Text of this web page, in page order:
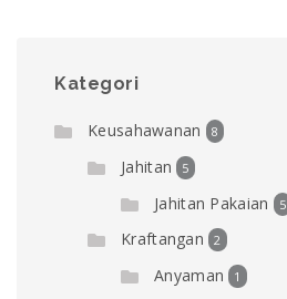
Kategori
Keusahawanan 8
Jahitan 5
Jahitan Pakaian 5
Kraftangan 2
Anyaman 1